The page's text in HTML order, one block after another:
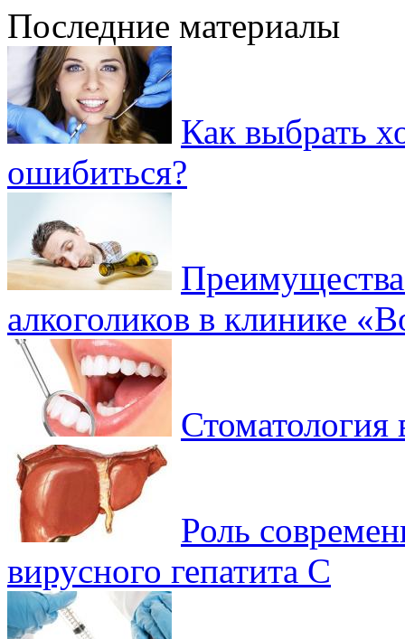
Последние материалы
Как выбрать
ошибиться?
алкоголиков в клинике
Роль
вирусного гепатита C